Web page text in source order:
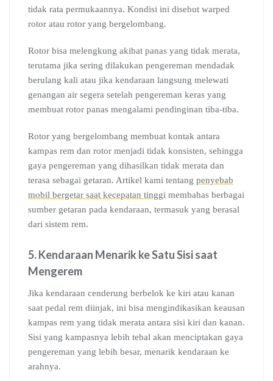
tidak rata permukaannya. Kondisi ini disebut warped
rotor atau rotor yang bergelombang.
Rotor bisa melengkung akibat panas yang tidak merata,
terutama jika sering dilakukan pengereman mendadak
berulang kali atau jika kendaraan langsung melewati
genangan air segera setelah pengereman keras yang
membuat rotor panas mengalami pendinginan tiba-tiba.
Rotor yang bergelombang membuat kontak antara
kampas rem dan rotor menjadi tidak konsisten, sehingga
gaya pengereman yang dihasilkan tidak merata dan
terasa sebagai getaran. Artikel kami tentang penyebab
mobil bergetar saat kecepatan tinggi membahas berbagai
sumber getaran pada kendaraan, termasuk yang berasal
dari sistem rem.
5. Kendaraan Menarik ke Satu Sisi saat
Mengerem
Jika kendaraan cenderung berbelok ke kiri atau kanan
saat pedal rem diinjak, ini bisa mengindikasikan keausan
kampas rem yang tidak merata antara sisi kiri dan kanan.
Sisi yang kampasnya lebih tebal akan menciptakan gaya
pengereman yang lebih besar, menarik kendaraan ke
arahnya.